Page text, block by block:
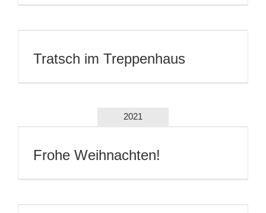
Tratsch im Treppenhaus
2021
Frohe Weihnachten!